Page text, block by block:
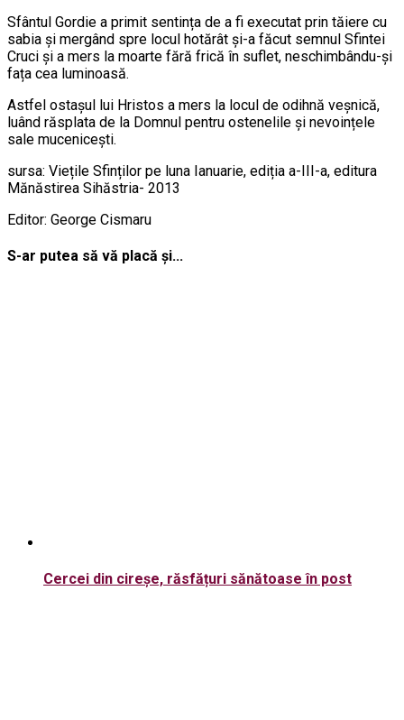
Sfântul Gordie a primit sentința de a fi executat prin tăiere cu
sabia și mergând spre locul hotărât și-a făcut semnul Sfintei
Cruci și a mers la moarte fără frică în suflet, neschimbându-și
fața cea luminoasă.
Astfel ostașul lui Hristos a mers la locul de odihnă veșnică,
luând răsplata de la Domnul pentru ostenelile și nevoințele
sale mucenicești.
sursa: Viețile Sfinților pe luna Ianuarie, ediția a-III-a, editura
Mănăstirea Sihăstria- 2013
Editor: George Cismaru
S-ar putea să vă placă și...
Cercei din cireșe, răsfățuri sănătoase în post